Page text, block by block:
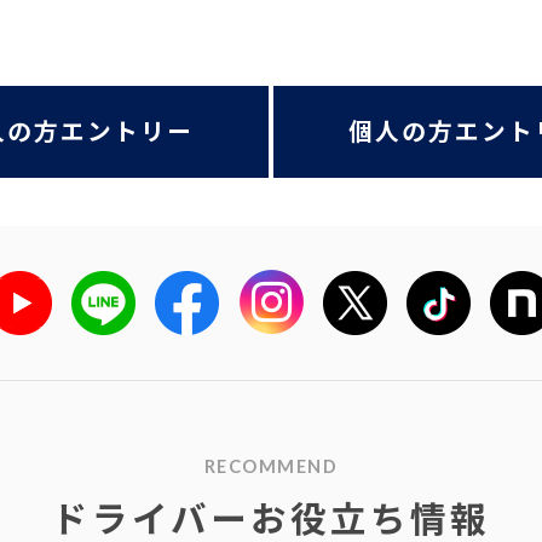
方エントリー 個人の方エント
RECOMMEND
ドライバーお役立ち情報